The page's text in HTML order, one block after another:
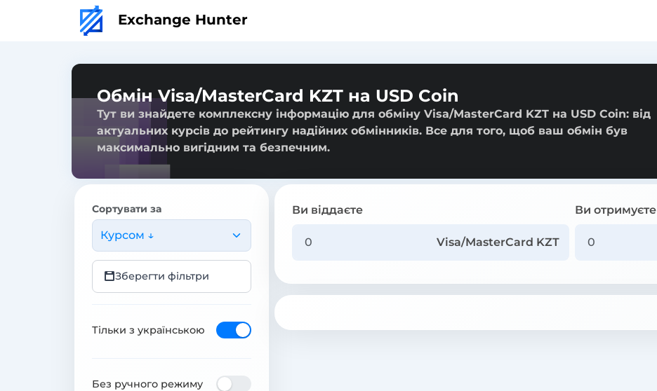
Exchange Hunter
Обмін Visa/MasterCard KZT на USD Coin
Тут ви знайдете комплексну інформацію для обміну Visa/MasterCard KZT на USD Coin: від
актуальних курсів до рейтингу надійних обмінників. Все для того, щоб ваш обмін був
максимально вигідним та безпечним.
Сортувати за
Курсом ↓
Зберегти фільтри
Тільки з українською
Без ручного режиму
Ви віддаєте
Visa/MasterCard KZT
Ви отримуєте